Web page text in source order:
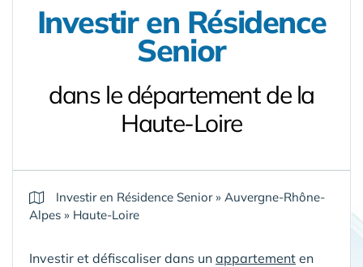
Investir en Résidence
Senior
dans le département de la
Haute-Loire
Investir en Résidence Senior» Auvergne-Rhône-
Alpes » Haute-Loire
Investir et défiscaliser dans un appartement en